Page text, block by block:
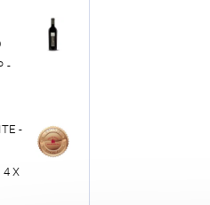
-
-
4 X